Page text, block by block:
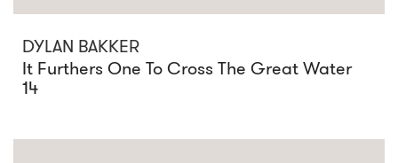
DYLAN BAKKER
It Furthers One To Cross The Great Water
14